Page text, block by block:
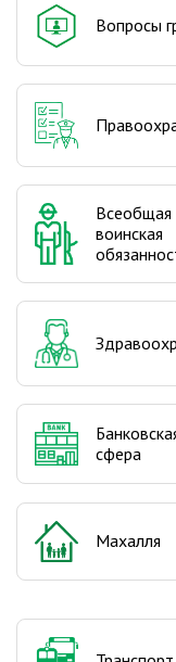
Вопросы
Всеобщая
воинская
сфера
Махалля